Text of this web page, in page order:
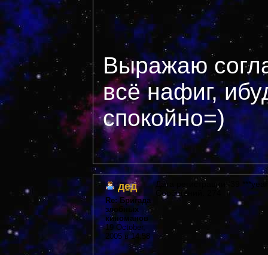
Выражаю
всё нафиг,
спокойно=)
дед
Re: Бригада
злобных
киноманов
19 October,
2005 в 14:58
Дата регистрации: 39
Сообщений: 274